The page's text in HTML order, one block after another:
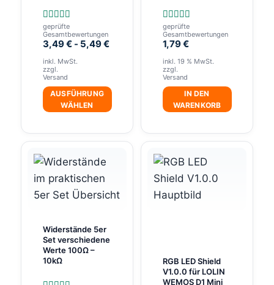
gewählt
werden
Bewertet
mit
5.00
geprüfte
Gesamtbewertungen
3,49€- 5,49€
inkl. MwSt.
zzgl.
Versand
AUSFÜHRUNG
WÄHLEN
Produkt
weist
mehrere
Varianten
auf.
Optionen
können
Bewertet
mit
5.00
geprüfte
Gesamtbewertungen
1,79€
inkl. 19 % MwSt.
zzgl.
Versand
IN DEN
WARENKORB
Widerstände 5er
Set verschiedene
Werte 100Ω –
10kΩ
RGB LED Shield
V1.0.0 für LOLIN
WEMOS D1 Mini